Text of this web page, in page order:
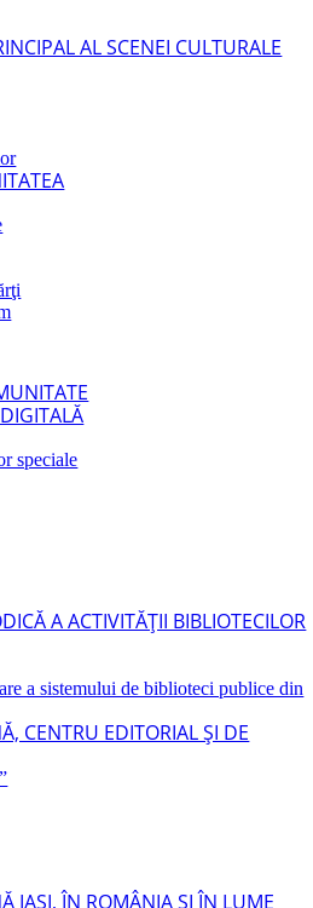
AL SCENEI CULTURALE
speciale
A ACTIVITĂŢII BIBLIOTECILOR
a sistemului de biblioteci publice din
CENTRU EDITORIAL ŞI DE
IAŞI, ÎN ROMÂNIA ŞI ÎN LUME